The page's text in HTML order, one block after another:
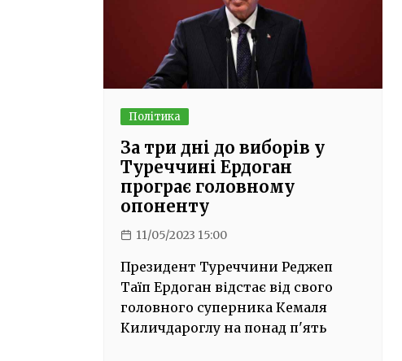
Політика
За три дні до виборів у
Туреччині Ердоган
програє головному
опоненту
11/05/2023 15:00
Президент Туреччини Реджеп
Таїп Ердоган відстає від свого
головного суперника Кемаля
Киличдароглу на понад п'ять